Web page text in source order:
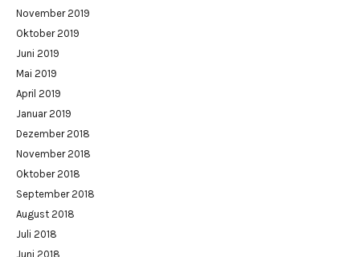
November 2019
Oktober 2019
Juni 2019
Mai 2019
April 2019
Januar 2019
Dezember 2018
November 2018
Oktober 2018
September 2018
August 2018
Juli 2018
Juni 2018